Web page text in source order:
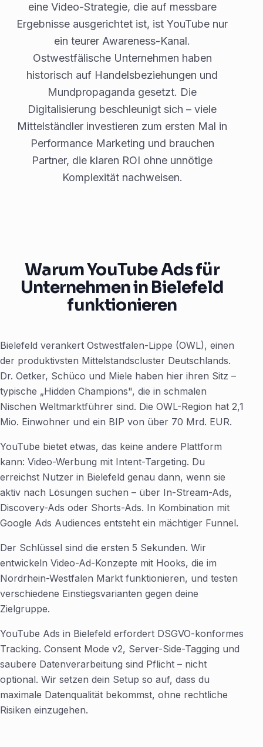
eine Video-Strategie, die auf messbare
Ergebnisse ausgerichtet ist, ist YouTube nur
ein teurer Awareness-Kanal.
Ostwestfälische Unternehmen haben
historisch auf Handelsbeziehungen und
Mundpropaganda gesetzt. Die
Digitalisierung beschleunigt sich – viele
Mittelständler investieren zum ersten Mal in
Performance Marketing und brauchen
Partner, die klaren ROI ohne unnötige
Komplexität nachweisen.
Warum YouTube Ads für
Unternehmen in Bielefeld
funktionieren
Bielefeld verankert Ostwestfalen-Lippe (OWL), einen
der produktivsten Mittelstandscluster Deutschlands.
Dr. Oetker, Schüco und Miele haben hier ihren Sitz –
typische „Hidden Champions", die in schmalen
Nischen Weltmarktführer sind. Die OWL-Region hat 2,1
Mio. Einwohner und ein BIP von über 70 Mrd. EUR.
YouTube bietet etwas, das keine andere Plattform
kann: Video-Werbung mit Intent-Targeting. Du
erreichst Nutzer in Bielefeld genau dann, wenn sie
aktiv nach Lösungen suchen – über In-Stream-Ads,
Discovery-Ads oder Shorts-Ads. In Kombination mit
Google Ads Audiences entsteht ein mächtiger Funnel.
Der Schlüssel sind die ersten 5 Sekunden. Wir
entwickeln Video-Ad-Konzepte mit Hooks, die im
Nordrhein-Westfalen Markt funktionieren, und testen
verschiedene Einstiegsvarianten gegen deine
Zielgruppe.
YouTube Ads in Bielefeld erfordert DSGVO-konformes
Tracking. Consent Mode v2, Server-Side-Tagging und
saubere Datenverarbeitung sind Pflicht – nicht
optional. Wir setzen dein Setup so auf, dass du
maximale Datenqualität bekommst, ohne rechtliche
Risiken einzugehen.